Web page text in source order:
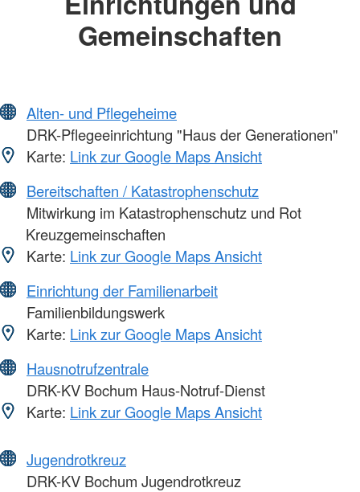
Gemeinschaften
Alten- und Pflegeheime
DRK-Pflegeeinrichtung "Haus der Generationen"
Karte: Link zur Google Maps Ansicht
Bereitschaften / Katastrophenschutz
Mitwirkung im Katastrophenschutz und Rot
Kreuzgemeinschaften
Karte: Link zur Google Maps Ansicht
Einrichtung der Familienarbeit
Familienbildungswerk
Karte: Link zur Google Maps Ansicht
Hausnotrufzentrale
DRK-KV Bochum Haus-Notruf-Dienst
Karte: Link zur Google Maps Ansicht
Jugendrotkreuz
DRK-KV Bochum Jugendrotkreuz